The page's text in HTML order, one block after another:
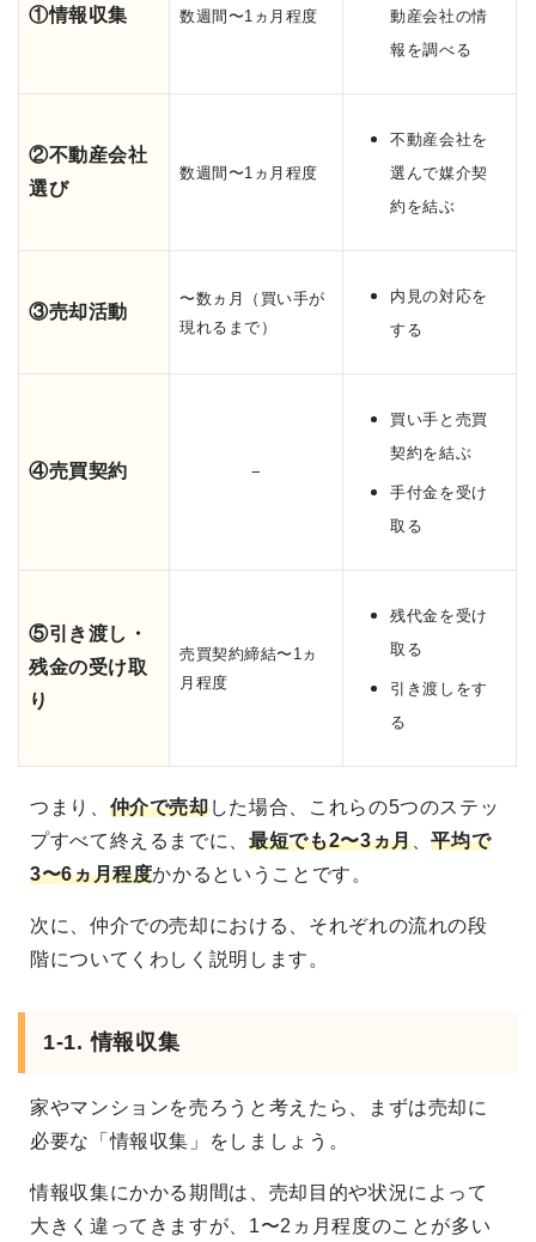
①情報収集 数週間〜1ヵ月程度
動産会社の情
報を調べる
②不動産会社
選び
数週間〜1ヵ月程度
不動産会社を
選んで媒介契
約を結ぶ
③売却活動
〜数ヵ月（買い手が
現れるまで）
内見の対応を
する
④売買契約 −
買い手と売買
契約を結ぶ
手付金を受け
取る
⑤引き渡し・
残金の受け取
り
売買契約締結〜1ヵ
月程度
残代金を受け
取る
引き渡しをす
る
つまり、 仲介で売却した場合、これらの5つのステッ
プすべて終えるまでに、最短でも2〜3ヵ月、平均で
3〜6ヵ月程度かかるということです。
次に、仲介での売却における、それぞれの流れの段
階についてくわしく説明します。
1-1. 情報収集
家やマンションを売ろうと考えたら、まずは売却に
必要な「情報収集」をしましょう。
情報収集にかかる期間は、売却目的や状況によって
大きく違ってきますが、1〜2ヵ月程度のことが多い